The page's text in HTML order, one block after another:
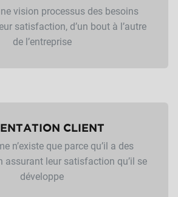
vision processus des besoins
satisfaction, d’un bout à l’autre
de l’entreprise
CLIENT
n’existe que parce qu’il a des
assurant leur satisfaction qu’il se
développe